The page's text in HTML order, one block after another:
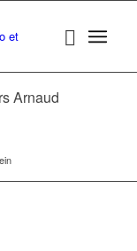
Arnaud